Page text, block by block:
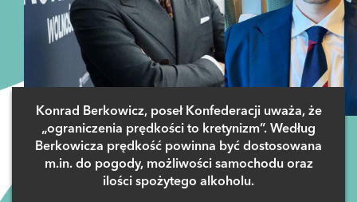
Konrad Berkowicz, poseł Konfederacji uważa, że
„ograniczenia prędkości to kretynizm”. Według
Berkowicza prędkość powinna być dostosowana
m.in. do pogody, możliwości samochodu oraz
ilości spożytego alkoholu.